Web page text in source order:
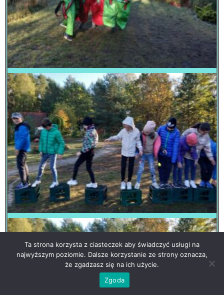
Ta strona korzysta z ciasteczek aby świadczyć usługi na
najwyższym poziomie. Dalsze korzystanie ze strony oznacza,
że zgadzasz się na ich użycie.
Zgoda